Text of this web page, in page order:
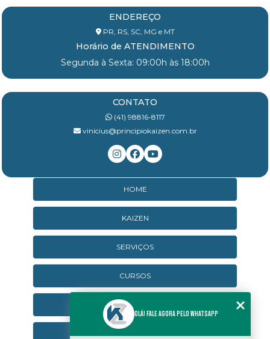
ENDEREÇO
PR, RS, SC, MG e MT
Horário de ATENDIMENTO
Segunda à Sexta: 09:00h às 18:00h
CONTATO
(41) 98816-8117
vinicius@principiokaizen.com.br
HOME
KAIZEN
SERVIÇOS
CURSOS
CURSOS ONLINE
Olá! Fale agora pelo WhatsApp